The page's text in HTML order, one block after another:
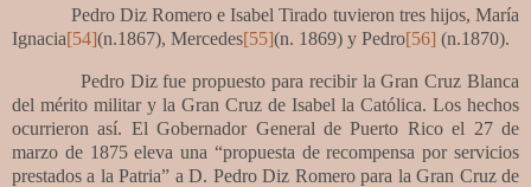
Pedro Diz Romero e Isabel Tirado tuvieron tres hijos, María
Ignacia[54](n.1867), Mercedes[55](n. 1869) y Pedro[56] (n.1870).
Pedro Diz fue propuesto para recibir la Gran Cruz Blanca
del mérito militar y la Gran Cruz de Isabel la Católica. Los hechos
ocurrieron así. El Gobernador General de Puerto Rico el 27 de
marzo de 1875 eleva una “propuesta de recompensa por servicios
prestados a la Patria” a D. Pedro Diz Romero para la Gran Cruz de